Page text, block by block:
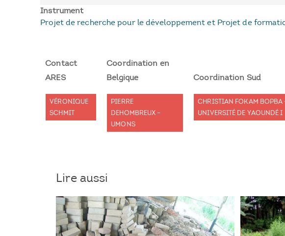
Instrument
Projet de recherche pour le développement et Projet de
Contact
ARES
Coordination en
Belgique
Coordination Sud
VÉRONIQUE
SCHMIT
PIERRE
DEHOMBREUX –
UMONS
CHRISTIAN FOKAM BOPBA
UNIVERSITÉ DE YAOUNDÉ I
Lire aussi